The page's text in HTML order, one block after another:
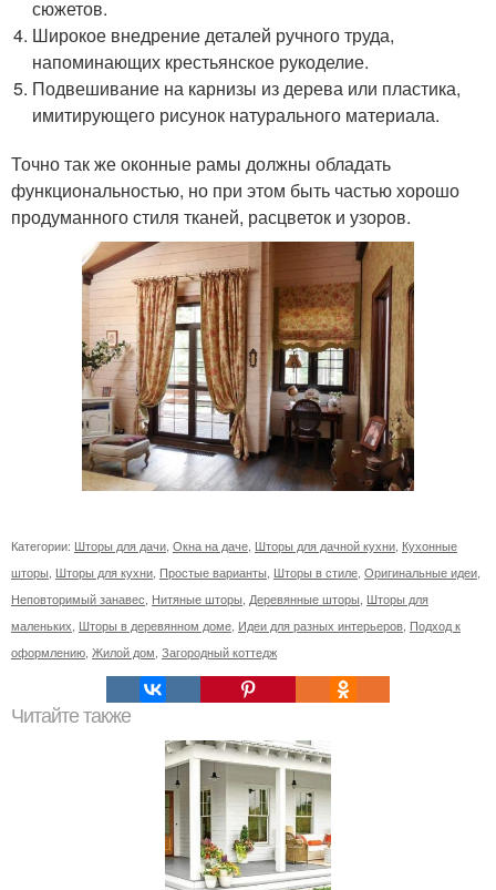
сюжетов.
Широкое внедрение деталей ручного труда,
напоминающих крестьянское рукоделие.
Подвешивание на карнизы из дерева или пластика,
имитирующего рисунок натурального материала.
Точно так же оконные рамы должны обладать
функциональностью, но при этом быть частью хорошо
продуманного стиля тканей, расцветок и узоров.
Категории: Шторы для дачи Окна на даче Шторы для дачной кухни Кухонные
шторы Шторы для кухни Простые варианты Шторы в стиле Оригинальные идеи
Неповторимый занавес Нитяные шторы Деревянные шторы Шторы для
маленьких Шторы в деревянном доме Идеи для разных интерьеров Подход к
оформлению Жилой дом Загородный коттедж
Читайте также